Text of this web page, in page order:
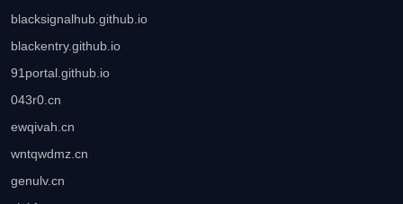
blacksignalhub.github.io
blackentry.github.io
91portal.github.io
043r0.cn
ewqivah.cn
wntqwdmz.cn
genulv.cn